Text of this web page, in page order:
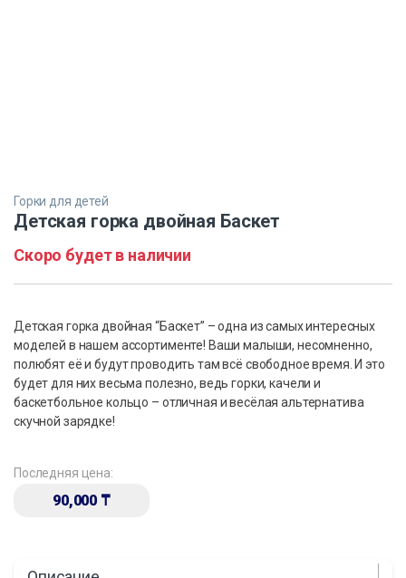
Горки для детей
Детская горка двойная Баскет
Скоро будет в наличии
Детская горка двойная “Баскет” – одна из самых интересных
моделей в нашем ассортименте! Ваши малыши, несомненно,
полюбят её и будут проводить там всё свободное время. И это
будет для них весьма полезно, ведь горки, качели и
баскетбольное кольцо – отличная и весёлая альтернатива
скучной зарядке!
Последняя цена:
90,000 ₸